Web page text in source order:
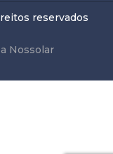
reservados
Nossolar